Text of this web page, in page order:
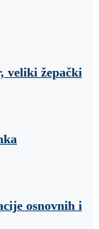
veliki žepački
osnovnih i